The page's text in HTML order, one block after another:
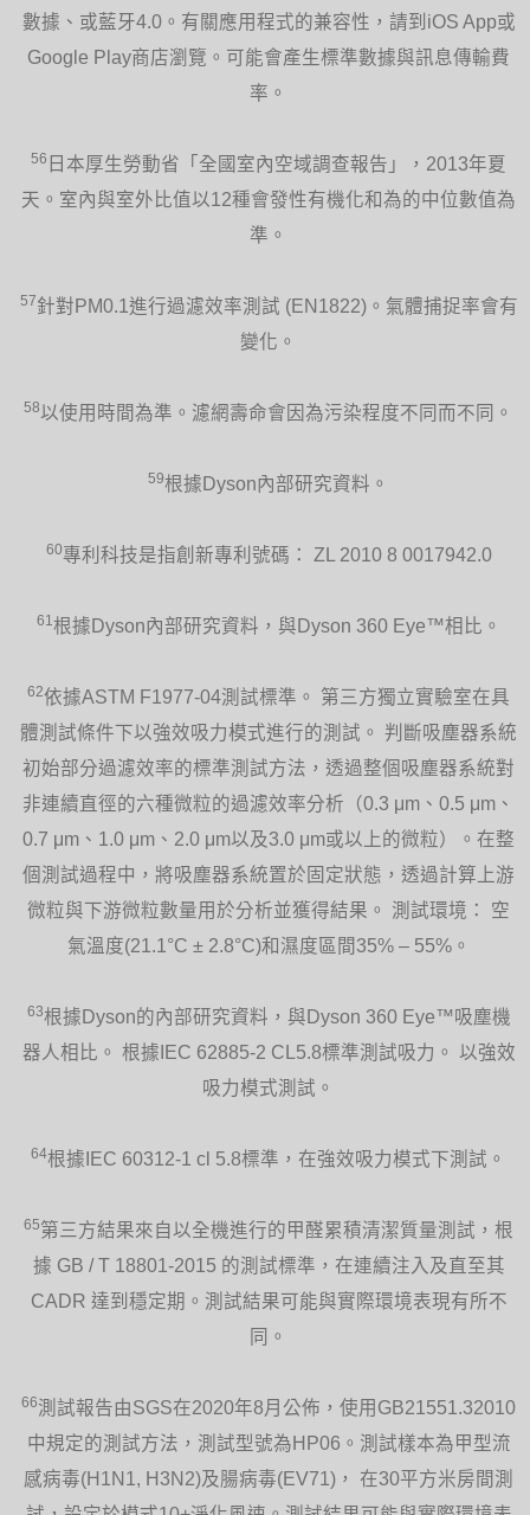
數據、或藍牙4.0。有關應用程式的兼容性，請到iOS App或
Google Play商店瀏覽。可能會產生標準數據與訊息傳輸費
率。
56 日本厚生勞動省「全國室內空域調查報告」，2013年夏
天。室內與室外比值以12種會發性有機化和為的中位數值為
準。
57針對PM0.1進行過濾效率測試 (EN1822)。氣體捕捉率會有
變化。
58以使用時間為準。濾網壽命會因為污染程度不同而不同。
59根據Dyson內部研究資料。
60專利科技是指創新專利號碼： ZL 2010 8 0017942.0
61 根據Dyson內部研究資料，與Dyson 360 Eye™相比。
62依據ASTM F1977-04測試標準。 第三方獨立實驗室在具
體測試條件下以強效吸力模式進行的測試。 判斷吸塵器系統
初始部分過濾效率的標準測試方法，透過整個吸塵器系統對
非連續直徑的六種微粒的過濾效率分析（0.3 μm、0.5 μm、
0.7 μm、1.0 μm、2.0 μm以及3.0 μm或以上的微粒）。在整
個測試過程中，將吸塵器系統置於固定狀態，透過計算上游
微粒與下游微粒數量用於分析並獲得結果。 測試環境： 空
氣溫度(21.1°C ± 2.8°C)和濕度區間35% – 55%。
63根據Dyson的內部研究資料，與Dyson 360 Eye™吸塵機
器人相比。 根據IEC 62885-2 CL5.8標準測試吸力。 以強效
吸力模式測試。
64根據IEC 60312-1 cl 5.8標準，在強效吸力模式下測試。
65第三方結果來自以全機進行的甲醛累積清潔質量測試，根
據 GB / T 18801-2015 的測試標準，在連續注入及直至其
CADR 達到穩定期。測試結果可能與實際環境表現有所不
同。
66測試報告由SGS在2020年8月公佈，使用GB21551.32010
中規定的測試方法，測試型號為HP06。測試樣本為甲型流
感病毒(H1N1, H3N2)及腸病毒(EV71)， 在30平方米房間測